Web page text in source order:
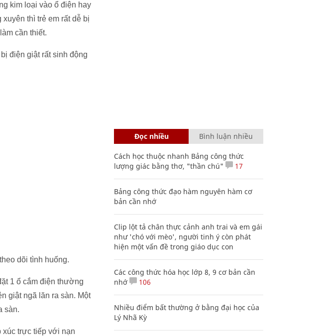
kim loại vào ổ điện hay
thì trẻ em rất dễ bị
cần thiết.
điện giật rất sinh động
dõi tình huống.
1 ổ cắm điện thường
giật ngã lăn ra sàn. Một
sàn.
xúc trực tiếp với nạn
Đọc nhiều Bình luận nhiều
Cách học thuộc nhanh Bảng công thức
lượng giác bằng thơ, "thần chú"
17
Bảng công thức đạo hàm nguyên hàm cơ
bản cần nhớ
Clip lột tả chân thực cảnh anh trai và em gái
như 'chó với mèo', người tinh ý còn phát
hiện một vấn đề trong giáo dục con
Các công thức hóa học lớp 8, 9 cơ bản cần
nhớ
106
Nhiều điểm bất thường ở bằng đại học của
Lý Nhã Kỳ